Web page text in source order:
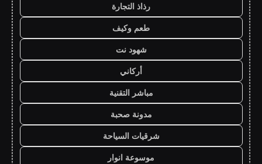
رذاذ التجارة
طعم وكيف
شهود نت
أركاني
مباشر التقنية
مدونة صحبة
شرقيات السياحة
موسوعة انوار